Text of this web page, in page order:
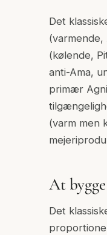
Det
(kølende,
anti-Ama,
primær
(varm men
At
Det